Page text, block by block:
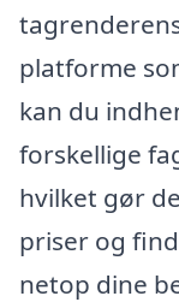
platforme
kan du
forskellige
hvilket gør
priser og
netop dine